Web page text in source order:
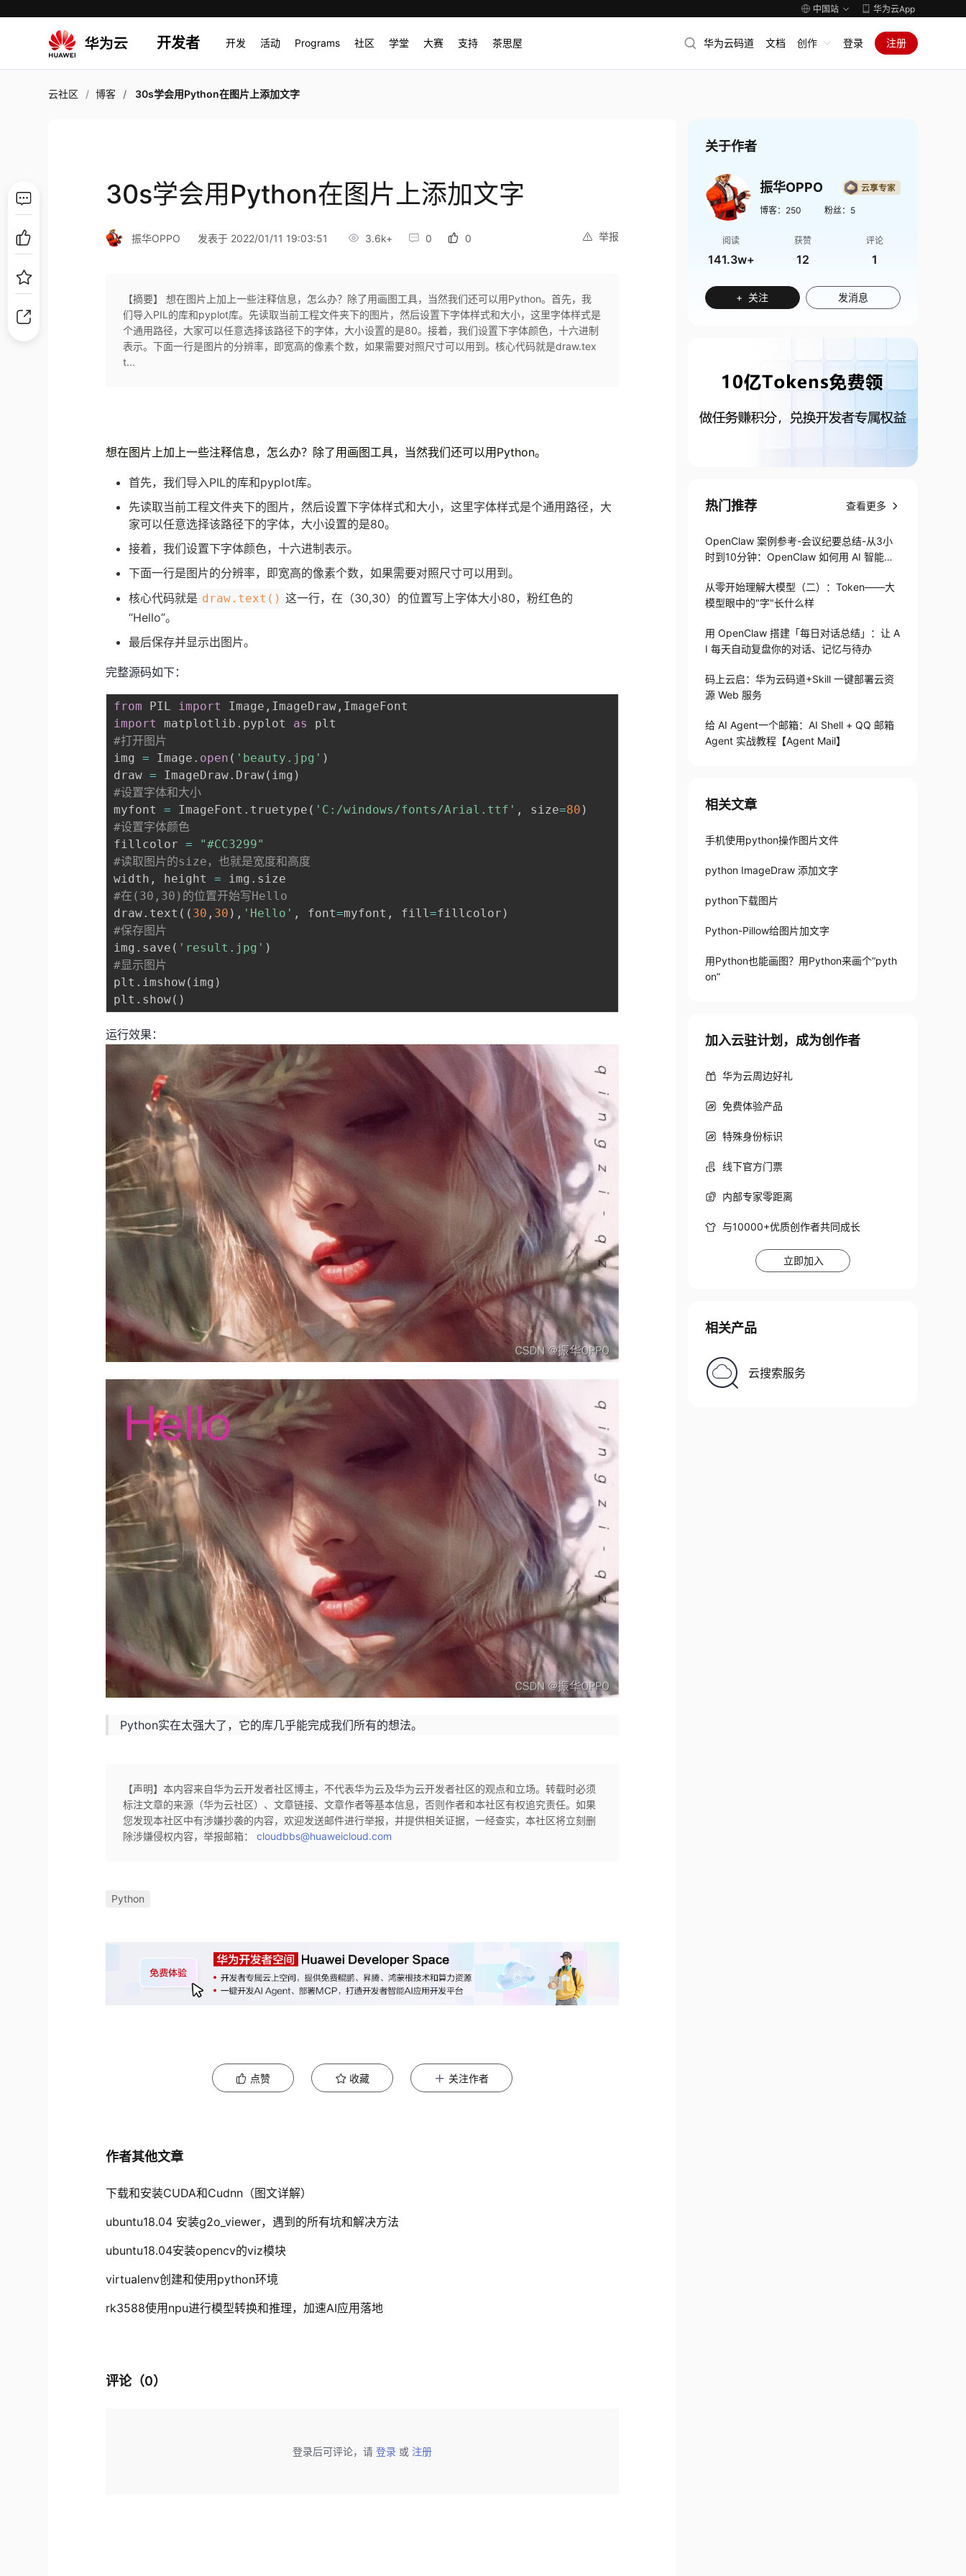
中国站 华为云App
开发者 开发 活动 Programs 社区 学堂 大赛 支持 茶思屋 华为云码道 文档 创作 登录 注册
云社区 博客 30s学会用Python在图片上添加文字
30s学会用Python在图片上添加文字
举报
振华OPPO 发表于 2022/01/11 19:03:51 3.6k+ 0 0
【摘要】 想在图片上加上一些注释信息，怎么办？除了用画图工具，当然我们还可以用Python。首先，我
们导入PIL的库和pyplot库。先读取当前工程文件夹下的图片，然后设置下字体样式和大小，这里字体样式是
个通用路径，大家可以任意选择该路径下的字体，大小设置的是80。接着，我们设置下字体颜色，十六进制
表示。下面一行是图片的分辨率，即宽高的像素个数，如果需要对照尺寸可以用到。核心代码就是draw.tex
t...
想在图片上加上一些注释信息，怎么办？除了用画图工具，当然我们还可以用Python。
首先，我们导入PIL的库和pyplot库。
先读取当前工程文件夹下的图片，然后设置下字体样式和大小，这里字体样式是个通用路径，大
家可以任意选择该路径下的字体，大小设置的是80。
接着，我们设置下字体颜色，十六进制表示。
下面一行是图片的分辨率，即宽高的像素个数，如果需要对照尺寸可以用到。
核心代码就是 draw.text() 这一行，在（30,30）的位置写上字体大小80，粉红色的
“Hello”。
最后保存并显示出图片。
完整源码如下：
from PIL import Image , ImageDraw ,
import
matplotlib . pyplot as
#打开图片
img = Image . open ( 'beauty.jpg' )
draw = ImageDraw. Draw( img )
#设置字体和大小
myfont = ImageFont . truetype ( 'C:/windows/fonts/Arial.ttf' , size=80 )
#设置字体颜色
fillcolor =
"#CC3299"
#读取图片的size，也就是宽度和高度
width , height = img .
#在(30,30)的位置开始写Hello
draw. text ( ( 30 , 30 ) , 'Hello' , font=myfont , fill=fillcolor )
#保存图片
img . save ( 'result.jpg' )
#显示图片
plt . imshow( img )
plt . show( )
运行效果：
Python实在太强大了，它的库几乎能完成我们所有的想法。
【声明】本内容来自华为云开发者社区博主，不代表华为云及华为云开发者社区的观点和立场。转载时必须
标注文章的来源（华为云社区）、文章链接、文章作者等基本信息，否则作者和本社区有权追究责任。如果
您发现本社区中有涉嫌抄袭的内容，欢迎发送邮件进行举报，并提供相关证据，一经查实，本社区将立刻删
除涉嫌侵权内容，举报邮箱：cloudbbs@huaweicloud.com
Python
点赞 收藏 关注作者
作者其他文章
下载和安装CUDA和Cudnn（图文详解）
ubuntu18.04 安装g2o_viewer，遇到的所有坑和解决方法
ubuntu18.04安装opencv的viz模块
virtualenv创建和使用python环境
rk3588使用npu进行模型转换和推理，加速AI应用落地
评论（0）
登录后可评论，请 登录 或 注册
关于作者
振华OPPO
博客： 250 粉丝： 5
阅读
141.3w+
获赞
12
评论
1
+ 关注 发消息
热门推荐 查看更多
OpenClaw 案例参考-会议纪要总结-从3小
时到10分钟：OpenClaw 如何用 AI 智能体
从零开始理解大模型（二）：Token——大
模型眼中的"字"长什么样
用 OpenClaw 搭建「每日对话总结」：让 A
I 每天自动复盘你的对话、记忆与待办
码上云启：华为云码道+Skill 一键部署云资
源 Web 服务
给 AI Agent一个邮箱：AI Shell + QQ 邮箱
Agent 实战教程【Agent Mail】
相关文章
手机使用python操作图片文件
python ImageDraw 添加文字
python下载图片
Python-Pillow给图片加文字
用Python也能画图？用Python来画个“pyth
on”
加入云驻计划，成为创作者
华为云周边好礼
免费体验产品
特殊身份标识
线下官方门票
内部专家零距离
与10000+优质创作者共同成长
立即加入
相关产品
云搜索服务